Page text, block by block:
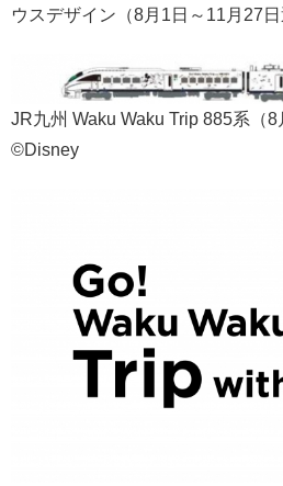
ウスデザイン（8月1日～11月27
JR九州 Waku Waku Trip 885系（8
©Disney